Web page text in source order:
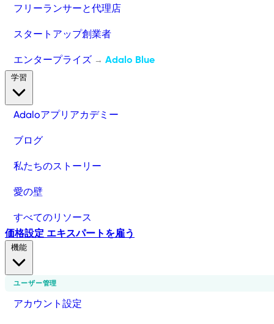
フリーランサーと代理店
スタートアップ創業者
エンタープライズ → Adalo Blue
Adaloアプリアカデミー
ブログ
私たちのストーリー
愛の壁
すべてのリソース
価格設定 エキスパートを雇う
ユーザー管理
アカウント設定